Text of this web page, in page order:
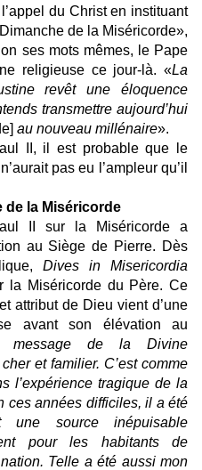
du Christ en instituant
de la Miséricorde»,
ses mots mêmes, le Pape
religieuse ce jour-là. «La
revêt une éloquence
transmettre aujourd’hui
au nouveau millénaire».
II, il est probable que le
pas eu l’ampleur qu’il
de la Miséricorde
II sur la Miséricorde a
au Siège de Pierre. Dès
Dives in Misericordia
la Miséricorde du Père. Ce
attribut de Dieu vient d’une
avant son élévation au
message de la Divine
et familier. C’est comme
l’expérience tragique de la
ces années difficiles, il a été
source inépuisable
pour les habitants de
Telle a été aussi mon